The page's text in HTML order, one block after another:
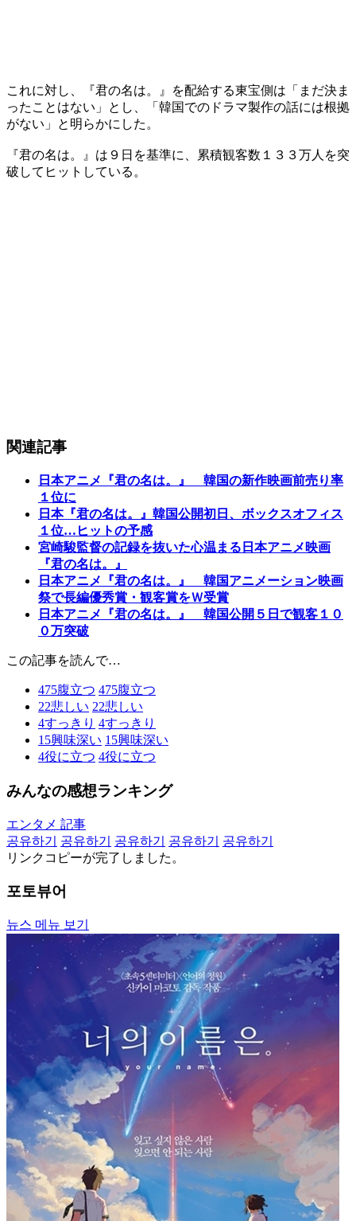
これに対し、『君の名は。』を配給する東宝側は「まだ決ま
ったことはない」とし、「韓国でのドラマ製作の話には根拠
がない」と明らかにした。
『君の名は。』は９日を基準に、累積観客数１３３万人を突
破してヒットしている。
関連記事
日本アニメ『君の名は。』 韓国の新作映画前売り率
１位に
日本『君の名は。』韓国公開初日、ボックスオフィス
１位…ヒットの予感
宮崎駿監督の記録を抜いた心温まる日本アニメ映画
『君の名は。』
日本アニメ『君の名は。』 韓国アニメーション映画
祭で長編優秀賞・観客賞をＷ受賞
日本アニメ『君の名は。』 韓国公開５日で観客１０
０万突破
この記事を読んで…
475腹立つ 475腹立つ
22悲しい 22悲しい
4すっきり 4すっきり
15興味深い 15興味深い
4役に立つ 4役に立つ
みんなの感想ランキング
エンタメ 記事
공유하기
공유하기 공유하기 공유하기
공유하기
リンクコピーが完了しました。
포토뷰어
뉴스 메뉴 보기